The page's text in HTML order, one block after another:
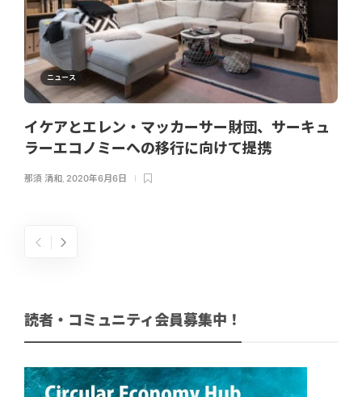
ニュース
イケアとエレン・マッカーサー財団、サーキュ
ラーエコノミーへの移行に向けて提携
那須 清和 2020年6月6日
読者・コミュニティ会員募集中！